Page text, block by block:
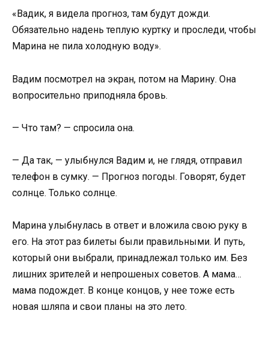
«Вадик, я видела прогноз, там будут дожди.
Обязательно надень теплую куртку и проследи, чтобы
Марина не пила холодную воду».
Вадим посмотрел на экран, потом на Марину. Она
вопросительно приподняла бровь.
— Что там? — спросила она.
— Да так, — улыбнулся Вадим и, не глядя, отправил
телефон в сумку. — Прогноз погоды. Говорят, будет
солнце. Только солнце.
Марина улыбнулась в ответ и вложила свою руку в
его. На этот раз билеты были правильными. И путь,
который они выбрали, принадлежал только им. Без
лишних зрителей и непрошеных советов. А мама…
мама подождет. В конце концов, у нее тоже есть
новая шляпа и свои планы на это лето.